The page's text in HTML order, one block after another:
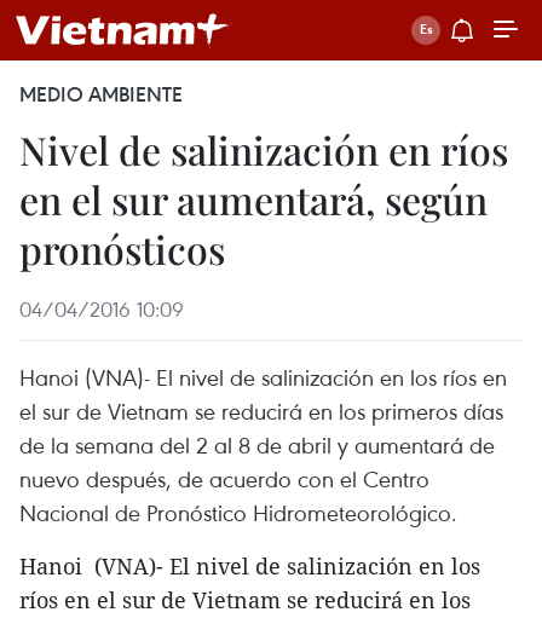
MEDIO AMBIENTE
Nivel de salinización en ríos
en el sur aumentará, según
pronósticos
04/04/2016 10:09
Hanoi​ (VNA)- El nivel de salinización en los ríos en
el sur de Vietnam se reducirá en los primeros días
de la semana del 2 al 8 de abril y aumentará de
nuevo después, de acuerdo con el Centro
Nacional de Pronóstico Hidrometeorológico.
Hanoi (VNA)- El nivel de salinización en los
ríos en el sur de Vietnam se reducirá en los